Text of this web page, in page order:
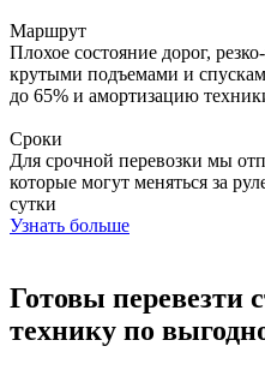
Маршрут
Плохое состояние дорог,
крутыми подъемами и
до 65% и амортизацию
Сроки
Для срочной перевозки мы
которые могут меняться за
сутки
Узнать больше
Готовы перевезти
технику по